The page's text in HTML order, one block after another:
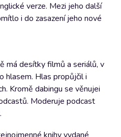
verze. Mezi jeho další
i do zasazení jeho nové
má desítky filmů a seriálů, v
hlasem. Hlas propůjčil i
Kromě dabingu se věnujei
Moderuje podcast